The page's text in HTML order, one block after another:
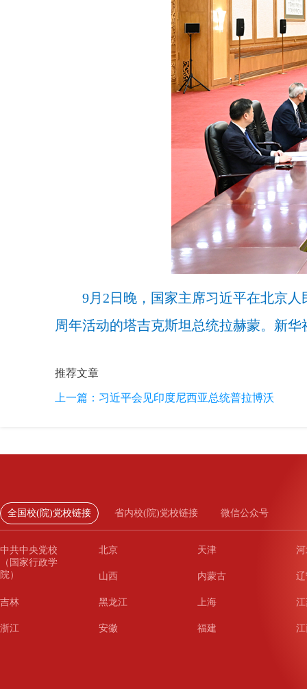
9月2日晚，国家主席习近平在北京
周年活动的塔吉克斯坦总统拉赫蒙。新华
推荐文章
上一篇： 习近平会见印度尼西亚总统普拉博沃
全国校(院)党校链接 省内校(院)党校链接 微信公众号
中共中央党校
（国家行政学
院）
北京 天津
山西 内蒙古
吉林 黑龙江 上海
浙江 安徽 福建